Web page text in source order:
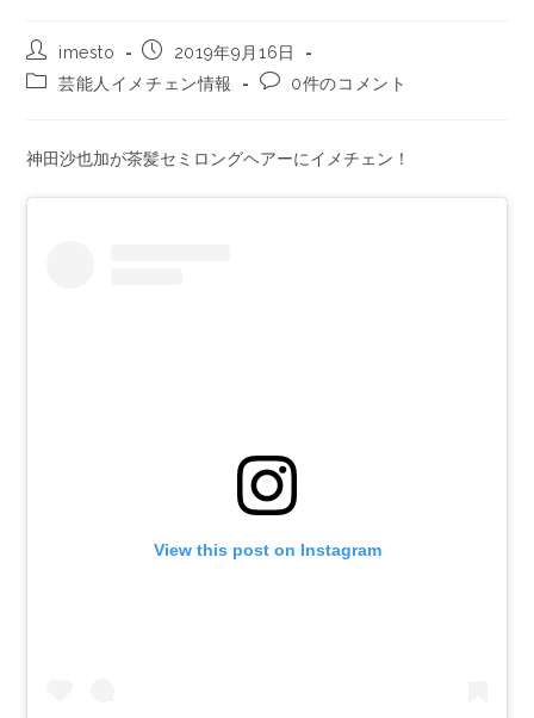
imesto
2019年9月16日
芸能人イメチェン情報
0件のコメント
神田沙也加が茶髪セミロングヘアーにイメチェン！
View this post on Instagram